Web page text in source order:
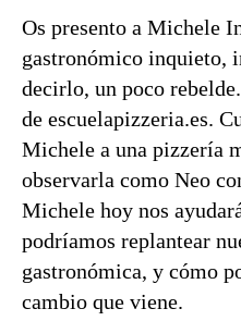
Os presento a Michele
gastronómico inquieto,
decirlo, un poco
de escuelapizzeria.es.
Michele a una pizzería
observarla como Neo
Michele hoy nos
podríamos replantear
gastronómica, y cómo
cambio que viene.